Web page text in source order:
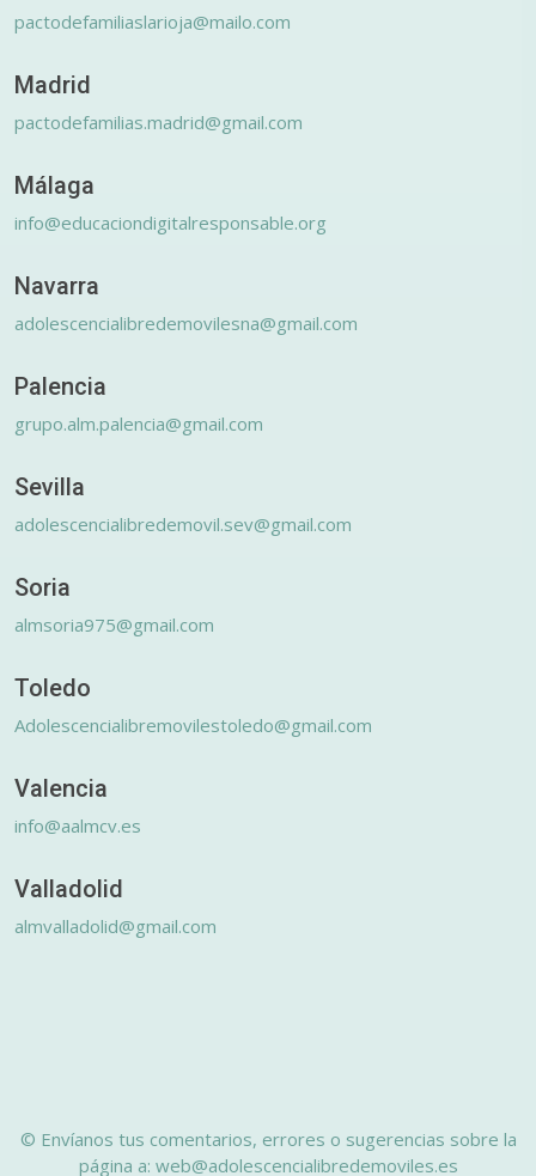
pactodefamiliaslarioja@mailo.com
Madrid
pactodefamilias.madrid@gmail.com
Málaga
info@educaciondigitalresponsable.org
Navarra
adolescencialibredemovilesna@gmail.com
Palencia
grupo.alm.palencia@gmail.com
Sevilla
adolescencialibredemovil.sev@gmail.com
Soria
almsoria975@gmail.com
Toledo
Adolescencialibremovilestoledo@gmail.com
Valencia
info@aalmcv.es
Valladolid
almvalladolid@gmail.com
© Envíanos tus comentarios, errores o sugerencias sobre la
página a: web@adolescencialibredemoviles.es